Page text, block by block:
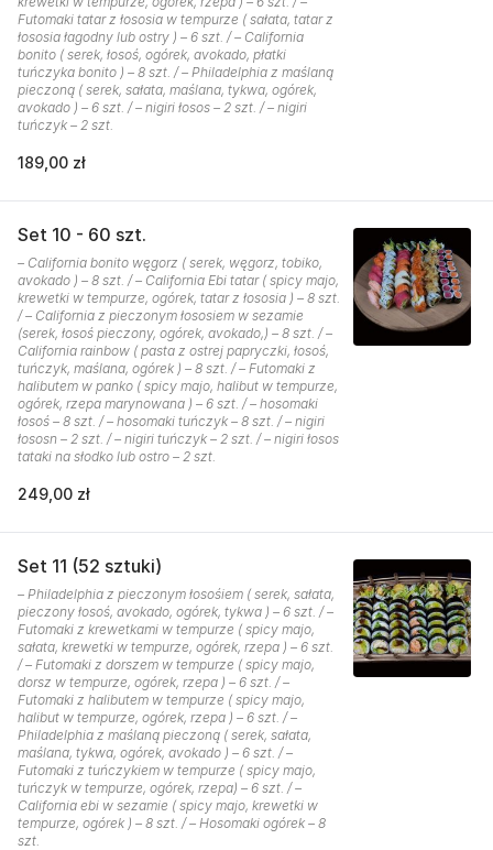
Futomaki tatar z łososia w tempurze ( sałata, tatar z
łososia łagodny lub ostry ) – 6 szt. / – California
bonito ( serek, łosoś, ogórek, avokado, płatki
tuńczyka bonito ) – 8 szt. / – Philadelphia z maślaną
pieczoną ( serek, sałata, maślana, tykwa, ogórek,
avokado ) – 6 szt. / – nigiri łosos – 2 szt. / – nigiri
tuńczyk – 2 szt.
189,00 zł
Set 10 - 60 szt.
– California bonito węgorz ( serek, węgorz, tobiko,
avokado ) – 8 szt. / – California Ebi tatar ( spicy majo,
krewetki w tempurze, ogórek, tatar z łososia ) – 8 szt.
/ – California z pieczonym łososiem w sezamie
(serek, łosoś pieczony, ogórek, avokado,) – 8 szt. / –
California rainbow ( pasta z ostrej papryczki, łosoś,
tuńczyk, maślana, ogórek ) – 8 szt. / – Futomaki z
halibutem w panko ( spicy majo, halibut w tempurze,
ogórek, rzepa marynowana ) – 6 szt. / – hosomaki
łosoś – 8 szt. / – hosomaki tuńczyk – 8 szt. / – nigiri
łososn – 2 szt. / – nigiri tuńczyk – 2 szt. / – nigiri łosos
tataki na słodko lub ostro – 2 szt.
249,00 zł
Set 11 (52 sztuki)
– Philadelphia z pieczonym łosośiem ( serek, sałata,
pieczony łosoś, avokado, ogórek, tykwa ) – 6 szt. / –
Futomaki z krewetkami w tempurze ( spicy majo,
sałata, krewetki w tempurze, ogórek, rzepa ) – 6 szt.
/ – Futomaki z dorszem w tempurze ( spicy majo,
dorsz w tempurze, ogórek, rzepa ) – 6 szt. / –
Futomaki z halibutem w tempurze ( spicy majo,
halibut w tempurze, ogórek, rzepa ) – 6 szt. / –
Philadelphia z maślaną pieczoną ( serek, sałata,
maślana, tykwa, ogórek, avokado ) – 6 szt. / –
Futomaki z tuńczykiem w tempurze ( spicy majo,
tuńczyk w tempurze, ogórek, rzepa) – 6 szt. / –
California ebi w sezamie ( spicy majo, krewetki w
tempurze, ogórek ) – 8 szt. / – Hosomaki ogórek – 8
szt.